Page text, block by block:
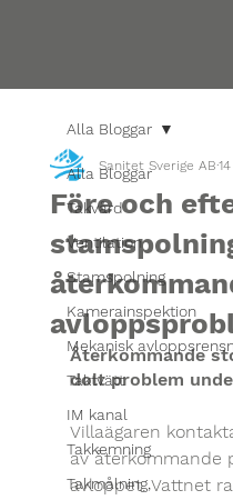
Alla Bloggar
Takvård
Ventilation
Stamspolning
Kamerainspektion
Mekanisk
Taktvätt
IM kanal
Takkemning
Takmålning,
Alla Bloggar
Före och
Sanitet Sverige AB
Återkommande
dolt problem
Villaägaren
av återkommande
avloppet. Vattnet